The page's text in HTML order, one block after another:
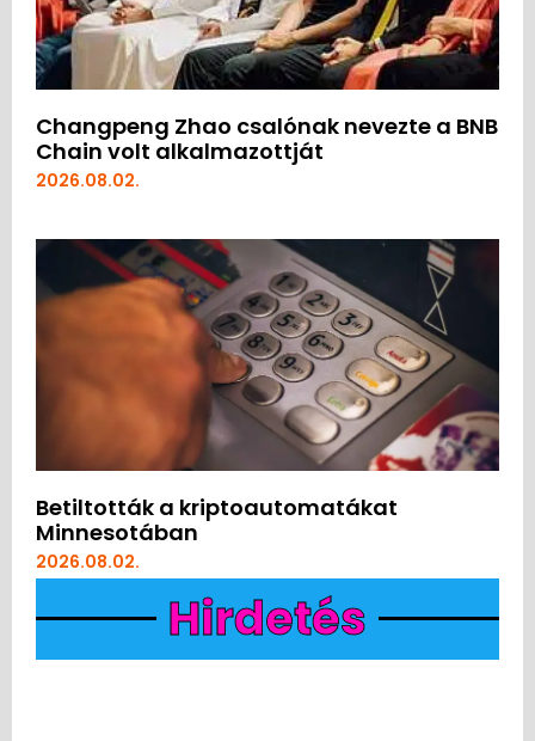
Changpeng Zhao csalónak nevezte a BNB
Chain volt alkalmazottját
2026.08.02.
Betiltották a kriptoautomatákat
Minnesotában
2026.08.02.
Hirdetés